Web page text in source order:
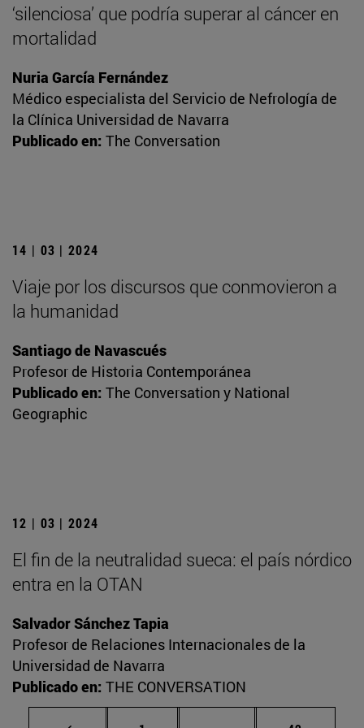
‘silenciosa’ que podría superar al cáncer en
mortalidad
Nuria García Fernández
Médico especialista del Servicio de Nefrología de
la Clínica Universidad de Navarra
Publicado en: The Conversation
14 | 03 | 2024
Viaje por los discursos que conmovieron a
la humanidad
Santiago de Navascués
Profesor de Historia Contemporánea
Publicado en: The Conversation y National
Geographic
12 | 03 | 2024
El fin de la neutralidad sueca: el país nórdico
entra en la OTAN
Salvador Sánchez Tapia
Profesor de Relaciones Internacionales de la
Universidad de Navarra
Publicado en: THE CONVERSATION